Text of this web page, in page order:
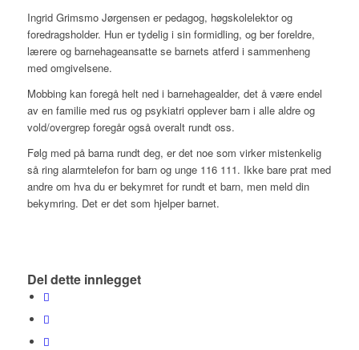
Ingrid Grimsmo Jørgensen er pedagog, høgskolelektor og
foredragsholder. Hun er tydelig i sin formidling, og ber foreldre,
lærere og barnehageansatte se barnets atferd i sammenheng
med omgivelsene.
Mobbing kan foregå helt ned i barnehagealder, det å være endel
av en familie med rus og psykiatri opplever barn i alle aldre og
vold/overgrep foregår også overalt rundt oss.
Følg med på barna rundt deg, er det noe som virker mistenkelig
så ring alarmtelefon for barn og unge 116 111. Ikke bare prat med
andre om hva du er bekymret for rundt et barn, men meld din
bekymring. Det er det som hjelper barnet.
Del dette innlegget